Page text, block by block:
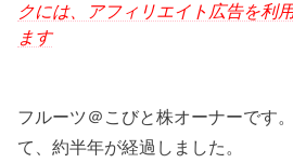
クには、アフィリエイト広告を利
ます
フルーツ＠こびと株オーナーです
て、約半年が経過しました。